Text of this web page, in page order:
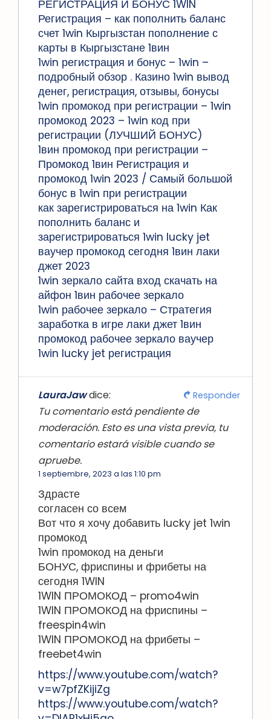
РЕГИСТРАЦИЯ И БОНУС 1WIN
Регистрация – как пополнить баланс
счет 1win Кыргызстан пополнение с
карты в Кыргызстане 1вин
1win регистрация и бонус – 1win –
подробный обзор . Казино 1win вывод
денег, регистрация, отзывы, бонусы
1win промокод при регистрации – 1win
промокод 2023 – 1win код при
регистрации (ЛУЧШИЙ БОНУС)
1вин промокод при регистрации –
Промокод 1вин Регистрация и
промокод 1win 2023 / Самый большой
бонус в 1win при регистрации
как зарегистрироваться на 1win Как
пополнить баланс и
зарегистрироваться 1win lucky jet
ваучер промокод сегодня 1вин лаки
джет 2023
1win зеркало сайта вход скачать на
айфон 1вин рабочее зеркало
1win рабочее зеркало – Стратегия
заработка в игре лаки джет 1вин
промокод рабочее зеркало ваучер
1win lucky jet регистрация
LauraJawdice:
Tu comentario está pendiente de
moderación. Esto es una vista previa, tu
comentario estará visible cuando se
apruebe.
1 septiembre, 2023 a las 1:10 pm
Здрасте
согласен со всем
Вот что я хочу добавить lucky jet 1win
промокод
1win промокод на деньги
БОНУС, фриспины и фрибеты на
сегодня 1WIN
1WIN ПРОМОКОД – promo4win
1WIN ПРОМОКОД на фриспины –
freespin4win
1WIN ПРОМОКОД на фрибеты –
freebet4win
https://www.youtube.com/watch?
v=w7pfZKijiZg
https://www.youtube.com/watch?
Responder